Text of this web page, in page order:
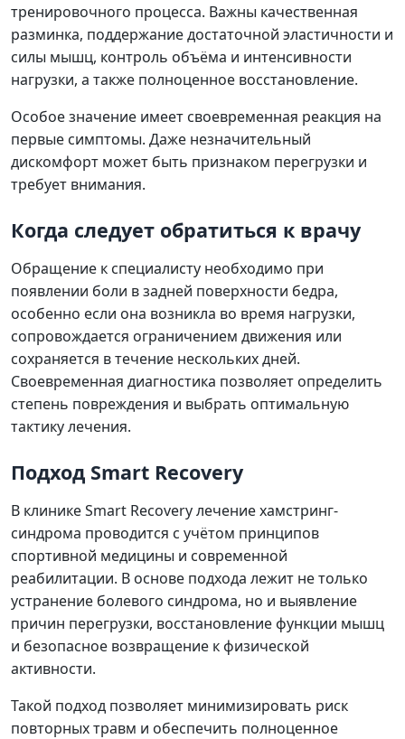
тренировочного процесса. Важны качественная
разминка, поддержание достаточной эластичности и
силы мышц, контроль объёма и интенсивности
нагрузки, а также полноценное восстановление.
Особое значение имеет своевременная реакция на
первые симптомы. Даже незначительный
дискомфорт может быть признаком перегрузки и
требует внимания.
Когда следует обратиться к врачу
Обращение к специалисту необходимо при
появлении боли в задней поверхности бедра,
особенно если она возникла во время нагрузки,
сопровождается ограничением движения или
сохраняется в течение нескольких дней.
Своевременная диагностика позволяет определить
степень повреждения и выбрать оптимальную
тактику лечения.
Подход Smart Recovery
В клинике Smart Recovery лечение хамстринг-
синдрома проводится с учётом принципов
спортивной медицины и современной
реабилитации. В основе подхода лежит не только
устранение болевого синдрома, но и выявление
причин перегрузки, восстановление функции мышц
и безопасное возвращение к физической
активности.
Такой подход позволяет минимизировать риск
повторных травм и обеспечить полноценное